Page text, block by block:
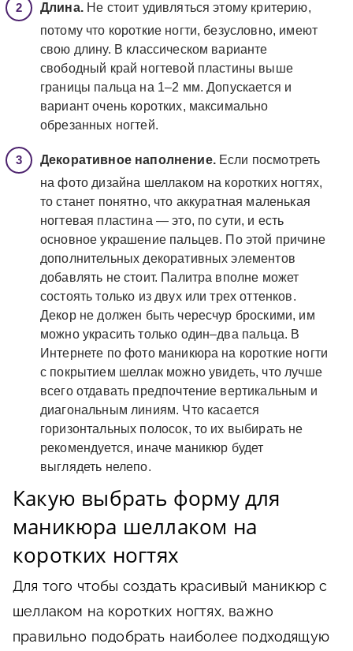
Длина.Не стоит удивляться этому критерию,
потому что короткие ногти, безусловно, имеют
свою длину. В классическом варианте
свободный край ногтевой пластины выше
границы пальца на 1–2 мм. Допускается и
вариант очень коротких, максимально
обрезанных ногтей.
Декоративное наполнение.Если посмотреть
на фото дизайна шеллаком на коротких ногтях,
то станет понятно, что аккуратная маленькая
ногтевая пластина — это, по сути, и есть
основное украшение пальцев. По этой причине
дополнительных декоративных элементов
добавлять не стоит. Палитра вполне может
состоять только из двух или трех оттенков.
Декор не должен быть чересчур броскими, им
можно украсить только один–два пальца. В
Интернете по фото маникюра на короткие ногти
с покрытием шеллак можно увидеть, что лучше
всего отдавать предпочтение вертикальным и
диагональным линиям. Что касается
горизонтальных полосок, то их выбирать не
рекомендуется, иначе маникюр будет
выглядеть нелепо.
Какую выбрать форму для
маникюра шеллаком на
коротких ногтях
Для того чтобы создать красивый маникюр с
шеллаком на коротких ногтях, важно
правильно подобрать наиболее подходящую